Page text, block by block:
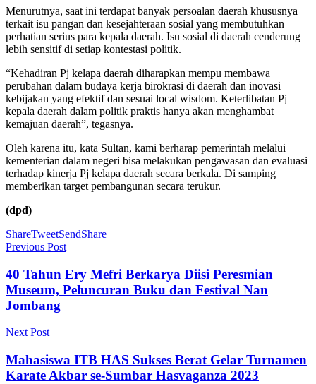
Menurutnya, saat ini terdapat banyak persoalan daerah khususnya
terkait isu pangan dan kesejahteraan sosial yang membutuhkan
perhatian serius para kepala daerah. Isu sosial di daerah cenderung
lebih sensitif di setiap kontestasi politik.
“Kehadiran Pj kelapa daerah diharapkan mempu membawa
perubahan dalam budaya kerja birokrasi di daerah dan inovasi
kebijakan yang efektif dan sesuai local wisdom. Keterlibatan Pj
kepala daerah dalam politik praktis hanya akan menghambat
kemajuan daerah”, tegasnya.
Oleh karena itu, kata Sultan, kami berharap pemerintah melalui
kementerian dalam negeri bisa melakukan pengawasan dan evaluasi
terhadap kinerja Pj kelapa daerah secara berkala. Di samping
memberikan target pembangunan secara terukur.
(dpd)
ShareTweetSendShare
Previous Post
40 Tahun Ery Mefri Berkarya Diisi Peresmian
Museum, Peluncuran Buku dan Festival Nan
Jombang
Next Post
Mahasiswa ITB HAS Sukses Berat Gelar Turnamen
Karate Akbar se-Sumbar Hasvaganza 2023